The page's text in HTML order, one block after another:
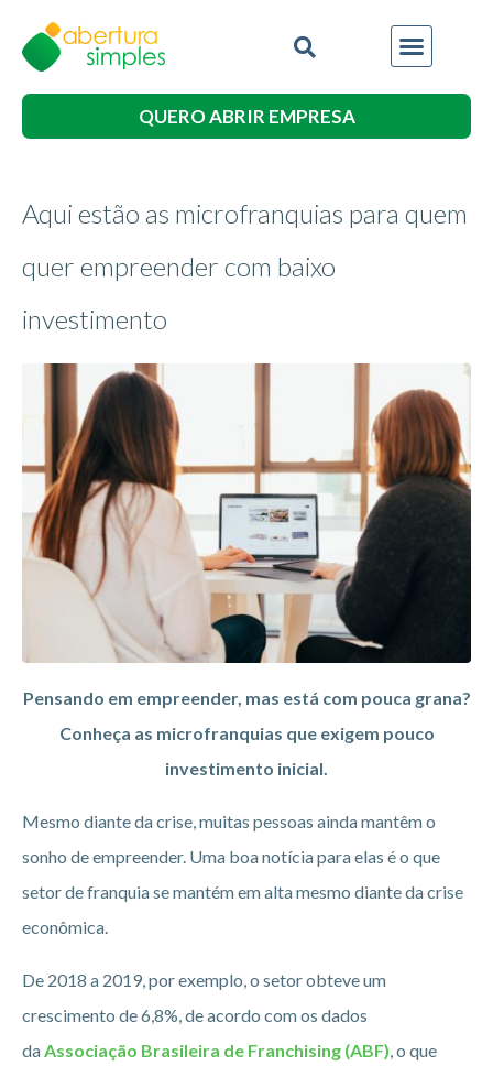
QUERO ABRIR EMPRESA
Aqui estão as microfranquias para quem
quer empreender com baixo
investimento
Pensando em empreender, mas está com pouca grana?
Conheça as microfranquias que exigem pouco
investimento inicial.
Mesmo diante da crise, muitas pessoas ainda mantêm o
sonho de empreender. Uma boa notícia para elas é o que
setor de franquia se mantém em alta mesmo diante da crise
econômica.
De 2018 a 2019, por exemplo, o setor obteve um
crescimento de 6,8%, de acordo com os dados
daAssociação Brasileira de Franchising (ABF), o que